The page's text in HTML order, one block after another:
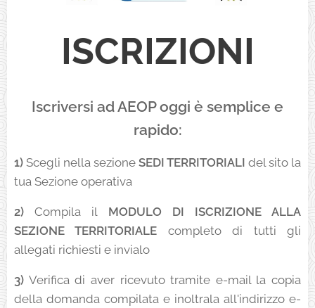
ISCRIZIONI
Iscriversi ad AEOP oggi è semplice e
rapido:
1) Scegli nella sezione SEDI TERRITORIALI del sito la
tua Sezione operativa
2) Compila il MODULO DI ISCRIZIONE ALLA
SEZIONE TERRITORIALE completo di tutti gli
allegati richiesti e invialo
3) Verifica di aver ricevuto tramite e-mail la copia
della domanda compilata e inoltrala all'indirizzo e-